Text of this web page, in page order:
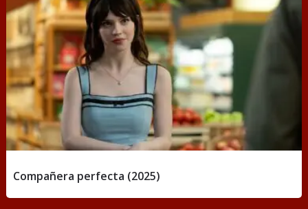
Compañera perfecta (2025)